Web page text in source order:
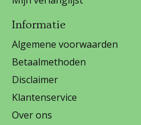
Informatie
Algemene voorwaarden
Betaalmethoden
Disclaimer
Klantenservice
Over ons